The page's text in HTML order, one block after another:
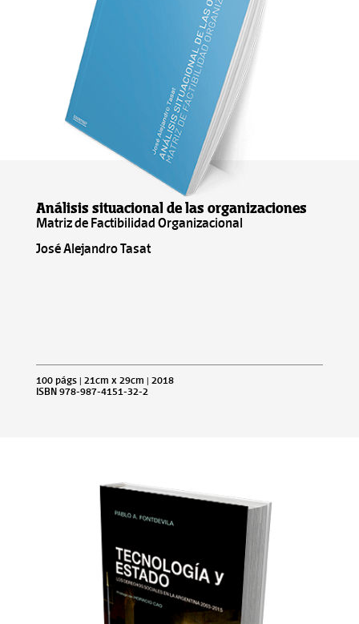
Análisis situacional de las organizaciones
Matriz de Factibilidad Organizacional
José Alejandro Tasat
100 págs | 21cm x 29cm | 2018
ISBN 978-987-4151-32-2